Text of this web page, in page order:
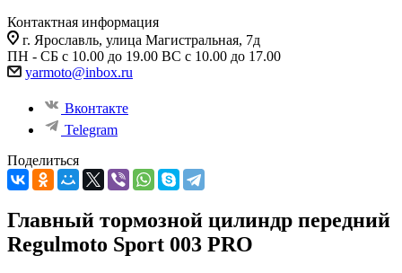
Контактная информация
г. Ярославль, улица Магистральная, 7д
ПН - СБ с 10.00 до 19.00 ВС с 10.00 до 17.00
yarmoto@inbox.ru
Вконтакте
Telegram
Поделиться
Главный тормозной цилиндр передний
Regulmoto Sport 003 PRO